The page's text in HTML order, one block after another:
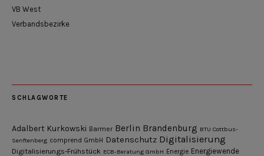
VB West
Verbandsbezirke
SCHLAGWORTE
Adalbert Kurkowski Barmer Berlin Brandenburg BTU Cottbus-
Senftenberg comprend GmbH Datenschutz Digitalisierung
Digitalisierungs-Frühstück ECB-Beratung GmbH Energie Energiewende